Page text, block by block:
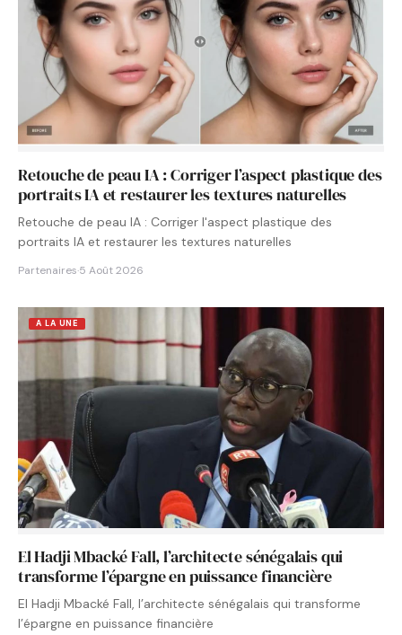
Retouche de peau IA : Corriger l’aspect plastique des
portraits IA et restaurer les textures naturelles
Retouche de peau IA : Corriger l'aspect plastique des
portraits IA et restaurer les textures naturelles
Partenaires·5 Août 2026
A LA UNE
El Hadji Mbacké Fall, l’architecte sénégalais qui
transforme l’épargne en puissance financière
El Hadji Mbacké Fall, l’architecte sénégalais qui transforme
l’épargne en puissance financière